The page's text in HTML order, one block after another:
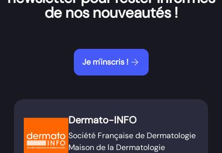
de nos nouveautés !
Je m'inscris ! arrow_forward
Dermato-INFO
Société Française de Dermatologie
Maison de la Dermatologie